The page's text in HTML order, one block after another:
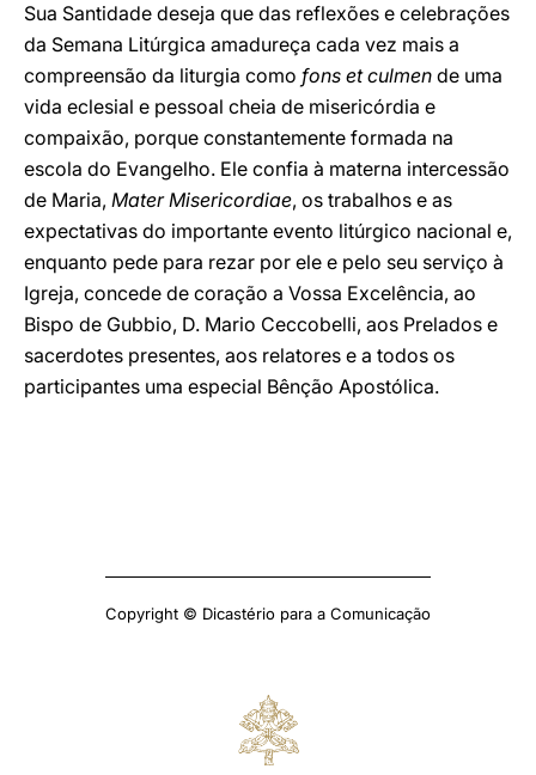
Sua Santidade deseja que das reflexões e celebrações
da Semana Litúrgica amadureça cada vez mais a
compreensão da liturgia como fons et culmen de uma
vida eclesial e pessoal cheia de misericórdia e
compaixão, porque constantemente formada na
escola do Evangelho. Ele confia à materna intercessão
de Maria, Mater Misericordiae, os trabalhos e as
expectativas do importante evento litúrgico nacional e,
enquanto pede para rezar por ele e pelo seu serviço à
Igreja, concede de coração a Vossa Excelência, ao
Bispo de Gubbio, D. Mario Ceccobelli, aos Prelados e
sacerdotes presentes, aos relatores e a todos os
participantes uma especial Bênção Apostólica.
Copyright © Dicastério para a Comunicação